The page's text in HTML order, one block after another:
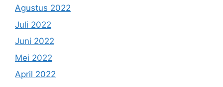
Agustus 2022
Juli 2022
Juni 2022
Mei 2022
April 2022